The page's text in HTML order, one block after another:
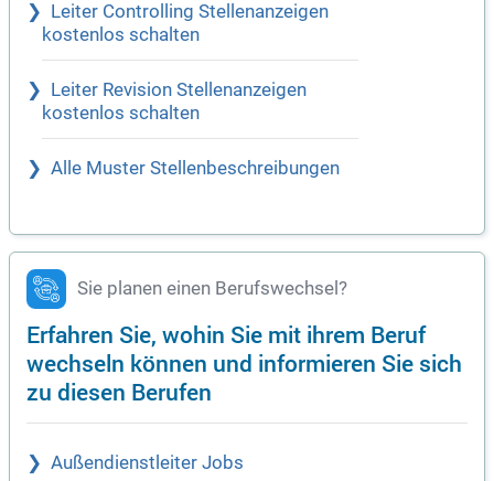
Leiter Controlling Stellenanzeigen
kostenlos schalten
Leiter Revision Stellenanzeigen
kostenlos schalten
Alle Muster Stellenbeschreibungen
Sie planen einen Berufswechsel?
Erfahren Sie, wohin Sie mit ihrem Beruf
wechseln können und informieren Sie sich
zu diesen Berufen
Außendienstleiter Jobs